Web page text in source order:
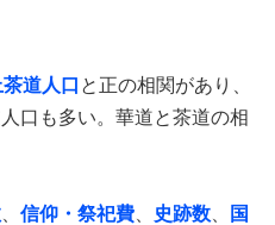
道人口 と正の相関があり、
口も多い。華道と茶道の相
信仰・祭祀費 史跡数
国